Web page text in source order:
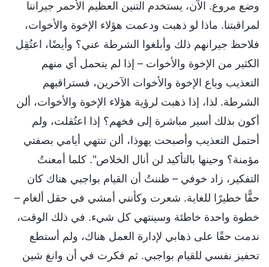
وضع مروع. الآن، يستخدم التنين العظيم الأحمر جيراننا
لمراقبتنا. ماذا لو ذهبت ودعمت هؤلاء الإخوة والأخوات،
فلاحظ جيرانهم ذلك وأبلغوا الشرطة عني؟ وأيضًا، اعتُقِل
الكثير من الإخوة والأخوات – إذا لم يتحمل أي منهم
التعذيب وباع الإخوة والأخوات الآخرين، فستراقبهم
الشرطة. لذا، إذا ذهبت لرؤية هؤلاء الإخوة والأخوات، ألن
أكون بذلك أسير مباشرة إلى فخهم؟ إذا اعتُقلت، ولم
أحتمل التعذيب وأصبحت يهوذا، ألن تنتهي أيامي بصفتي
مؤمنة؟ وحينها بالتأكيد لن أنال الخلاص". كلما أمعنتُ
التفكير، زاد خوفي – ظننتُ أن القيام بواجبي هناك كان
حفًّا خطيرًا للغاية. شعرت وكأنني أمشي في حقل ألغام –
خطوة واحدة خاطئة وسينتهي كل شيء. في ذلك الوقت،
ندمت حقًا على ذهابي لإدارة العمل هناك، ولم أستطع
تحفيز نفسي للقيام بواجبي. ثم فكرت في أن وانغ شين